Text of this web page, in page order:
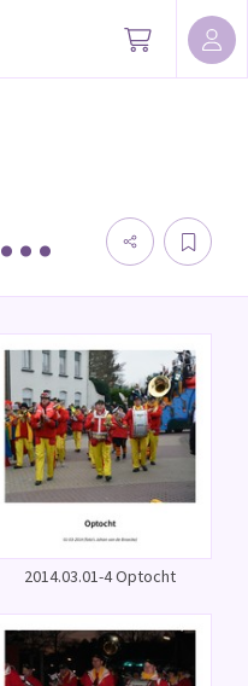
2014 Carnaval
2014.03.01-4 Optocht